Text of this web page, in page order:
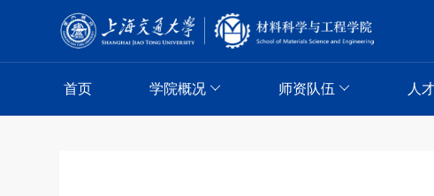
首页 学院概况 师资队伍 人